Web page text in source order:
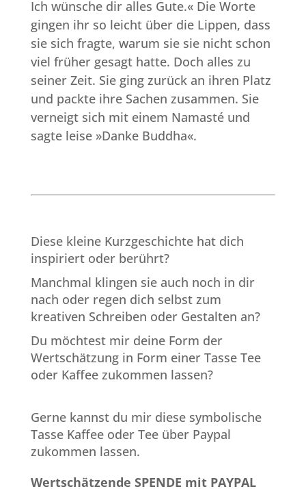
Ich wünsche dir alles Gute.« Die Worte
gingen ihr so leicht über die Lippen, dass
sie sich fragte, warum sie sie nicht schon
viel früher gesagt hatte. Doch alles zu
seiner Zeit. Sie ging zurück an ihren Platz
und packte ihre Sachen zusammen. Sie
verneigt sich mit einem Namasté und
sagte leise »Danke Buddha«.
Diese kleine Kurzgeschichte hat dich
inspiriert oder berührt?
Manchmal klingen sie auch noch in dir
nach oder regen dich selbst zum
kreativen Schreiben oder Gestalten an?
Du möchtest mir deine Form der
Wertschätzung in Form einer Tasse Tee
oder Kaffee zukommen lassen?
Gerne kannst du mir diese symbolische
Tasse Kaffee oder Tee über Paypal
zukommen lassen.
Wertschätzende SPENDE mit PAYPAL